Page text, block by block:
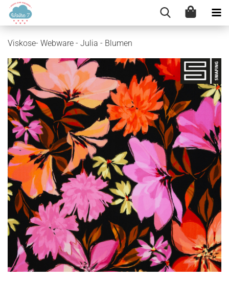
Viskose- Webware - Julia - Blumen